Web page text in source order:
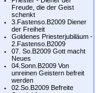
Freude, die der Geist
schenkt
3.Fastenso.B2009 Diener
der Freiheit
Goldenes Priesterjubiläum -
2.Fastenso.B2009
07. So.B2009 Gott macht
Neues
04.Sonn.B2009 Von
unreinen Geistern befreit
werden
02.So.B2009 Befreite